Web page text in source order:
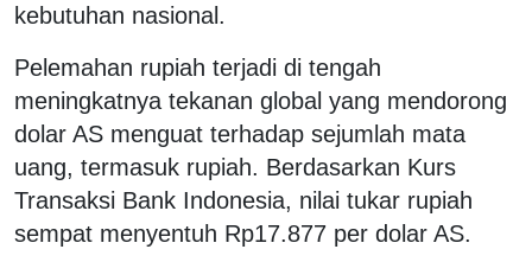
kebutuhan nasional.
Pelemahan rupiah terjadi di tengah
meningkatnya tekanan global yang mendorong
dolar AS menguat terhadap sejumlah mata
uang, termasuk rupiah. Berdasarkan Kurs
Transaksi Bank Indonesia, nilai tukar rupiah
sempat menyentuh Rp17.877 per dolar AS.